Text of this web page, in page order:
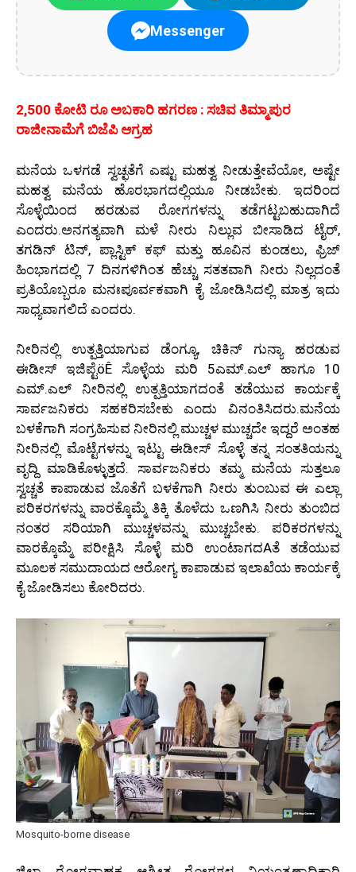
Messenger
2,500 ಕೋಟಿ ರೂ ಅಬಕಾರಿ ಹಗರಣ : ಸಚಿವ ತಿಮ್ಮಾಪುರ
ರಾಜೀನಾಮೆಗೆ ಬಿಜೆಪಿ ಆಗ್ರಹ
ಮನೆಯ ಒಳಗಡೆ ಸ್ವಚ್ಛತೆಗೆ ಎಷ್ಟು ಮಹತ್ವ ನೀಡುತ್ತೇವೆಯೋ, ಅಷ್ಟೇ
ಮಹತ್ವ ಮನೆಯ ಹೊರಭಾಗದಲ್ಲಿಯೂ ನೀಡಬೇಕು. ಇದರಿಂದ
ಸೊಳ್ಳೆಯಿಂದ ಹರಡುವ ರೋಗಗಳನ್ನು ತಡೆಗಟ್ಟಬಹುದಾಗಿದೆ
ಎಂದರು.ಅನಗತ್ಯವಾಗಿ ಮಳೆ ನೀರು ನಿಲ್ಲುವ ಬೀಸಾಡಿದ ಟೈರ್,
ತಗಡಿನ್ ಟಿನ್, ಪ್ಲಾಸ್ಟಿಕ್ ಕಫ್ ಮತ್ತು ಹೂವಿನ ಕುಂಡಲು, ಫ್ರಿಜ್
ಹಿಂಭಾಗದಲ್ಲಿ 7 ದಿನಗಳಿಗಿಂತ ಹೆಚ್ಚು ಸತತವಾಗಿ ನೀರು ನಿಲ್ಲದಂತೆ
ಪ್ರತಿಯೊಬ್ಬರೂ ಮನಃಪೂರ್ವಕವಾಗಿ ಕೈ ಜೋಡಿಸಿದಲ್ಲಿ ಮಾತ್ರ ಇದು
ಸಾಧ್ಯವಾಗಲಿದೆ ಎಂದರು.
ನೀರಿನಲ್ಲಿ ಉತ್ಪತ್ತಿಯಾಗುವ ಡೆಂಗ್ಯೂ, ಚಿಕಿನ್ ಗುನ್ಯಾ ಹರಡುವ
ಈಡೀಸ್ ಇಜಿಪ್ಟೆöÊ ಸೊಳ್ಳೆಯ ಮರಿ 5ಎಮ್.ಎಲ್ ಹಾಗೂ 10
ಎಮ್.ಎಲ್ ನೀರಿನಲ್ಲಿ ಉತ್ಪತ್ತಿಯಾಗದಂತೆ ತಡೆಯುವ ಕಾರ್ಯಕ್ಕೆ
ಸಾರ್ವಜನಿಕರು ಸಹಕರಿಸಬೇಕು ಎಂದು ವಿನಂತಿಸಿದರು.ಮನೆಯ
ಬಳಕೆಗಾಗಿ ಸಂಗ್ರಹಿಸುವ ನೀರಿನಲ್ಲಿ ಮುಚ್ಚಳ ಮುಚ್ಚದೇ ಇದ್ದರೆ ಅಂತಹ
ನೀರಿನಲ್ಲಿ ಮೊಟ್ಟೆಗಳನ್ನು ಇಟ್ಟು ಈಡೀಸ್ ಸೊಳ್ಳೆ ತನ್ನ ಸಂತತಿಯನ್ನು
ವೃದ್ದಿ ಮಾಡಿಕೊಳ್ಳುತ್ತದೆ. ಸಾರ್ವಜನಿಕರು ತಮ್ಮ ಮನೆಯ ಸುತ್ತಲೂ
ಸ್ವಚ್ಚತೆ ಕಾಪಾಡುವ ಜೊತೆಗೆ ಬಳಕೆಗಾಗಿ ನೀರು ತುಂಬುವ ಈ ಎಲ್ಲಾ
ಪರಿಕರಗಳನ್ನು ವಾರಕ್ಕೊಮ್ಮೆ ತಿಕ್ಕಿ ತೊಳೆದು ಒಣಗಿಸಿ ನೀರು ತುಂಬಿದ
ನಂತರ ಸರಿಯಾಗಿ ಮುಚ್ಚಳವನ್ನು ಮುಚ್ಚಬೇಕು. ಪರಿಕರಗಳನ್ನು
ವಾರಕ್ಕೊಮ್ಮೆ ಪರೀಕ್ಷಿಸಿ ಸೊಳ್ಳೆ ಮರಿ ಉಂಟಾಗದAತೆ ತಡೆಯುವ
ಮೂಲಕ ಸಮುದಾಯದ ಆರೋಗ್ಯ ಕಾಪಾಡುವ ಇಲಾಖೆಯ ಕಾರ್ಯಕ್ಕೆ
ಕೈ ಜೋಡಿಸಲು ಕೋರಿದರು.
Mosquito-borne disease